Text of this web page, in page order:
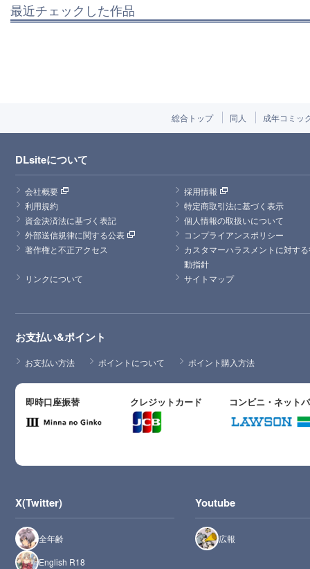
最近チェックした作品
総合トップ 同人 成年コミッ
DLsiteについて
会社概要
採用情報
利用規約
特定商取引法に基づく表示
資金決済法に基づく表記
個人情報の取扱いについて
外部送信規律に関する公表
コンプライアンスポリシー
著作権と不正アクセス
カスタマーハラスメントに対す
動指針
リンクについて
サイトマップ
お支払い&ポイント
お支払い方法 ポイントについて ポイント購入方法
即時口座振替 クレジットカード コンビニ・ネット
X(Twitter)
全年齢
English R18
Youtube
広報